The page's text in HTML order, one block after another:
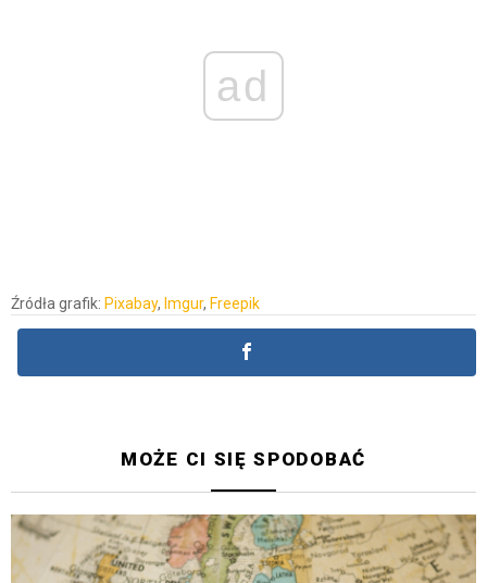
ad
Źródła grafik: Pixabay, Imgur, Freepik
MOŻE CI SIĘ SPODOBAĆ